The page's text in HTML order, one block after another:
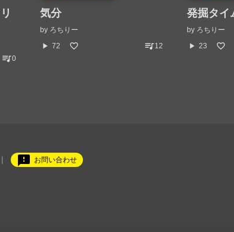
queue_music0
気分
by ろちりー
play_arrow 72 queue_music12
発掘タイ
by ろちりー
play_arrow 23
feedback お問い合わせ